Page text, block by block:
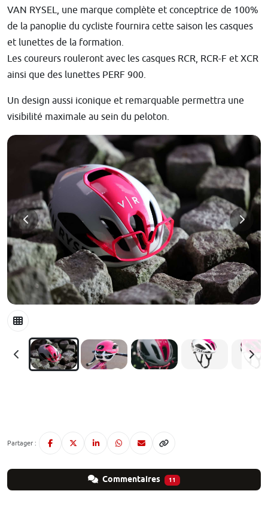
VAN RYSEL, une marque complète et conceptrice de 100%
de la panoplie du cycliste fournira cette saison les casques
et lunettes de la formation.
Les coureurs rouleront avec les casques RCR, RCR-F et XCR
ainsi que des lunettes PERF 900.
Un design aussi iconique et remarquable permettra une
visibilité maximale au sein du peloton.
Partager :
Commentaires 11